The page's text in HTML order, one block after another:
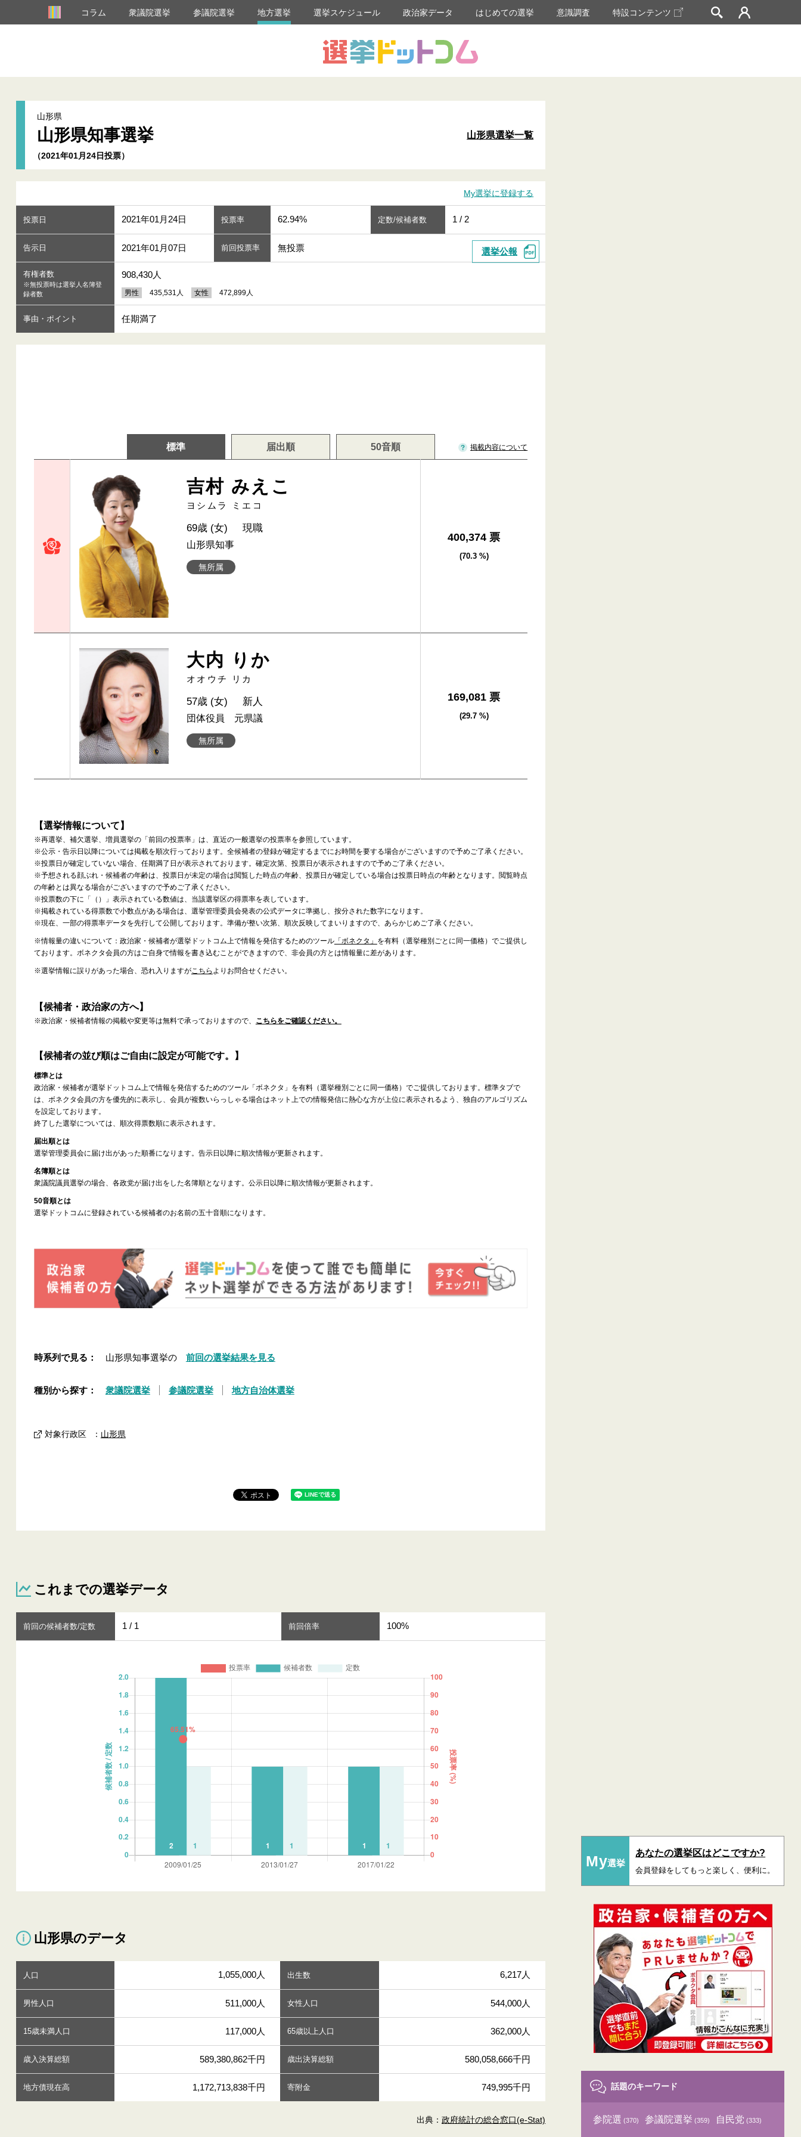
コラム 衆議院選挙 参議院選挙 地方選挙 選挙スケジュール 政治家データ はじめての選挙 意識調査 特設コンテンツ
山形県
山形県知事選挙
（2021年01月24日投票）
山形県選挙一覧
My選挙に登録する
投票日 2021年01月24日 投票率 62.94% 定数/候補者数 1 / 2
告示日 2021年01月07日 前回投票率 無投票 選挙公報
有権者数
※無投票時は選挙人名簿登
録者数
908,430人
男性 435,531人 女性 472,899人
事由・ポイント 任期満了
標準 届出順 50音順 掲載内容について
吉村 みえこ
ヨシムラ ミエコ
無所属
69歳 (女) 現職
山形県知事
400,374 票
(70.3 %)
大内 りか
オオウチ リカ
無所属
57歳 (女) 新人
団体役員 元県議
169,081 票
(29.7 %)
【選挙情報について】
※再選挙、補欠選挙、増員選挙の「前回の投票率」は、直近の一般選挙の投票率を参照しています。
※公示・告示日以降については掲載を順次行っております。全候補者の登録が確定するまでにお時間を要する場合がございますので予めご了承ください。
※投票日が確定していない場合、任期満了日が表示されております。確定次第、投票日が表示されますので予めご了承ください。
※予想される顔ぶれ・候補者の年齢は、投票日が未定の場合は閲覧した時点の年齢、投票日が確定している場合は投票日時点の年齢となります。閲覧時点
の年齢とは異なる場合がございますので予めご了承ください。
※投票数の下に「（）」表示されている数値は、当該選挙区の得票率を表しています。
※掲載されている得票数で小数点がある場合は、選挙管理委員会発表の公式データに準拠し、按分された数字になります。
※現在、一部の得票率データを先行して公開しております。準備が整い次第、順次反映してまいりますので、あらかじめご了承ください。
※情報量の違いについて：政治家・候補者が選挙ドットコム上で情報を発信するためのツール「ボネクタ」 を有料（選挙種別ごとに同一価格）でご提供し
ております。ボネクタ会員の方はご自身で情報を書き込むことができますので、非会員の方とは情報量に差があります。
※選挙情報に誤りがあった場合、恐れ入りますがこちら よりお問合せください。
【候補者・政治家の方へ】
※政治家・候補者情報の掲載や変更等は無料で承っておりますので、 こちらをご確認ください。
【候補者の並び順はご自由に設定が可能です。】
標準とは
政治家・候補者が選挙ドットコム上で情報を発信するためのツール「ボネクタ」を有料（選挙種別ごとに同一価格）でご提供しております。標準タブで
は、ボネクタ会員の方を優先的に表示し、会員が複数いらっしゃる場合はネット上での情報発信に熱心な方が上位に表示されるよう、独自のアルゴリズム
を設定しております。
終了した選挙については、順次得票数順に表示されます。
届出順とは
選挙管理委員会に届け出があった順番になります。告示日以降に順次情報が更新されます。
名簿順とは
衆議院議員選挙の場合、各政党が届け出をした名簿順となります。公示日以降に順次情報が更新されます。
50音順とは
選挙ドットコムに登録されている候補者のお名前の五十音順になります。
時系列で見る： 山形県知事選挙の 前回の選挙結果を見る
種別から探す： 衆議院選挙 参議院選挙 地方自治体選挙
対象行政区 ： 山形県
これまでの選挙データ
前回の候補者数/定数 1 / 1 前回倍率 100%
山形県のデータ
人口 1,055,000人 出生数 6,217人
男性人口 511,000人 女性人口 544,000人
15歳未満人口 117,000人 65歳以上人口 362,000人
歳入決算総額 589,380,862千円 歳出決算総額 580,058,666千円
地方債現在高 1,172,713,838千円 寄附金 749,995千円
出典：政府統計の総合窓口(e-Stat)
My選挙
あなたの選挙区はどこですか?
会員登録をしてもっと楽しく、便利に。
話題のキーワード
参院選 (370) 参議院選挙 (359) 自民党 (333)